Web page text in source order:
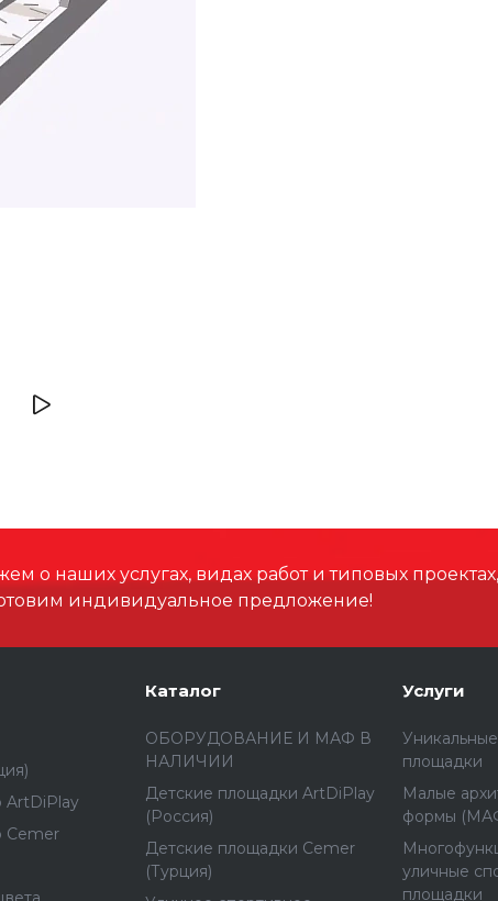
о наших услугах, видах работ и типовых
индивидуальное предложение!
ArtDiPlay
Cemer
Каталог
ОБОРУДОВАНИЕ И МАФ В
НАЛИЧИИ
Детские площадки ArtDiPlay
(Россия)
Детские площадки Cemer
(Турция)
Услуги
площадки
Малые
формы
уличные
площадки